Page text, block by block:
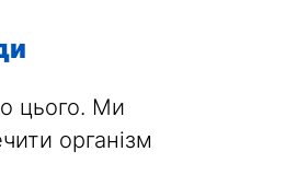
цього. Ми
організм